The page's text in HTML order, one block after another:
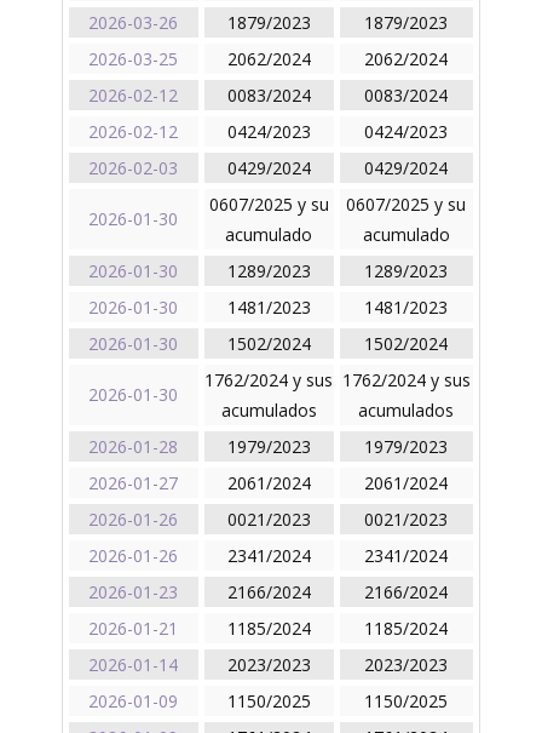
2026-03-26
1879/2023
1879/2023
2026-03-25
2062/2024
2062/2024
2026-02-12
0083/2024
0083/2024
2026-02-12
0424/2023
0424/2023
2026-02-03
0429/2024 0429/2024
2026-01-30
0607/2025 y su
acumulado
0607/2025 y su
acumulado
2026-01-30
1289/2023
1289/2023
2026-01-30
1481/2023
1481/2023
2026-01-30
1502/2024 1502/2024
2026-01-30
1762/2024 y sus
acumulados
1762/2024 y sus
acumulados
2026-01-28
1979/2023
1979/2023
2026-01-27
2061/2024
2061/2024
2026-01-26
0021/2023
0021/2023
2026-01-26
2341/2024
2341/2024
2026-01-23
2166/2024
2166/2024
2026-01-21
1185/2024
1185/2024
2026-01-14
2023/2023
2023/2023
2026-01-09
1150/2025
1150/2025